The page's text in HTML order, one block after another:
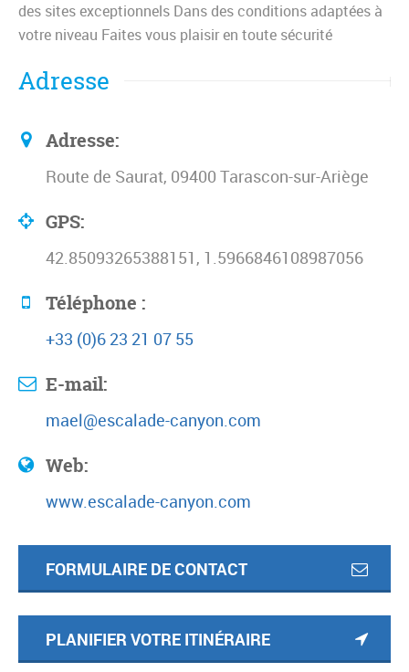
des sites exceptionnels Dans des conditions adaptées à
votre niveau Faites vous plaisir en toute sécurité
Adresse
Adresse:
Route de Saurat, 09400 Tarascon-sur-Ariège
GPS:
42.85093265388151, 1.5966846108987056
Téléphone :
+33 (0)6 23 21 07 55
E-mail:
mael@escalade-canyon.com
Web:
www.escalade-canyon.com
FORMULAIRE DE CONTACT
PLANIFIER VOTRE ITINÉRAIRE